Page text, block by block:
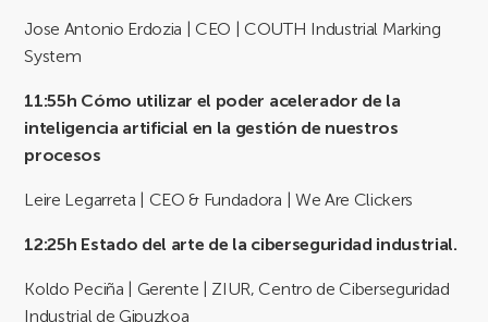
Jose Antonio Erdozia | CEO | COUTH Industrial Marking
System
11:55h Cómo utilizar el poder acelerador de la
inteligencia artificial en la gestión de nuestros
procesos
Leire Legarreta | CEO & Fundadora | We Are Clickers
12:25h Estado del arte de la ciberseguridad industrial.
Koldo Peciña | Gerente | ZIUR, Centro de Ciberseguridad
Industrial de Gipuzkoa